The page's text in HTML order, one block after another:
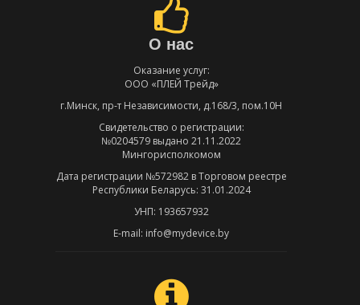
О нас
Оказание услуг:
ООО «ПЛЕЙ Трейд»
г.Минск, пр-т Независимости, д.168/3, пом.10Н
Свидетельство о регистрации:
№0204579 выдано 21.11.2022
Мингорисполкомом
Дата регистрации №572982 в Торговом реестре
Республики Беларусь: 31.01.2024
УНП: 193657932
E-mail: info@mydevice.by